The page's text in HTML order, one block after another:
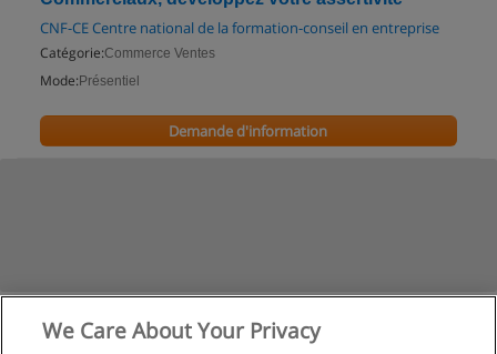
CNF-CE Centre national de la formation-conseil en entreprise
Catégorie:Commerce Ventes
Mode: Présentiel
Demande d'information
We Care About Your Privacy